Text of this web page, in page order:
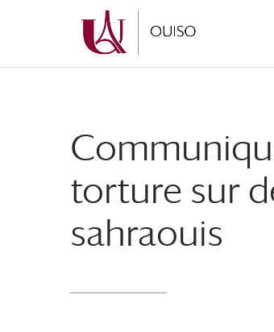
principal
navigation
torture sur
sahraouis